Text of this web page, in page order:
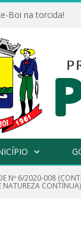
Boi na torcida!
Nº 6/2020-008
NATUREZA CONTÍNUA)